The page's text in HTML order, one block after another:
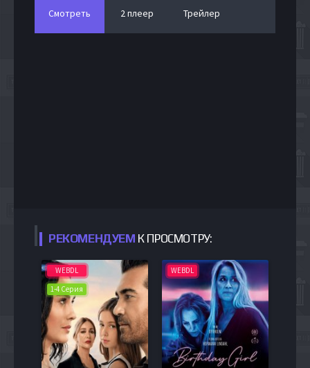
Смотреть 2 плеер Трейлер
РЕКОМЕНДУЕМ К ПРОСМОТРУ:
WEBDL
1-4 Серия
WEBDL